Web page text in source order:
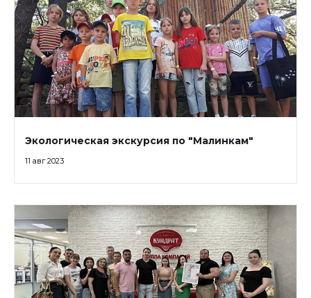
Экологическая экскурсия по "Малинкам"
11 авг 2023